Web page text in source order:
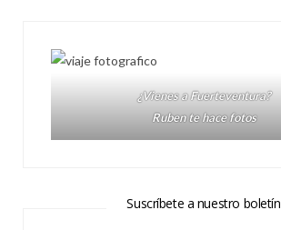
¿Vienes a Fuerteventura?
Ruben te hace fotos
Suscríbete a nuestro boletín